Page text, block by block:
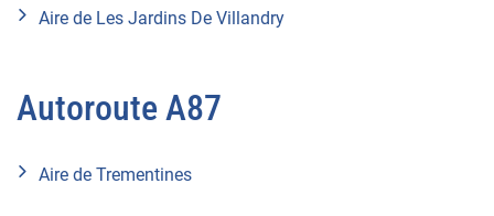
Aire de Les Jardins De Villandry
Autoroute A87
Aire de Trementines